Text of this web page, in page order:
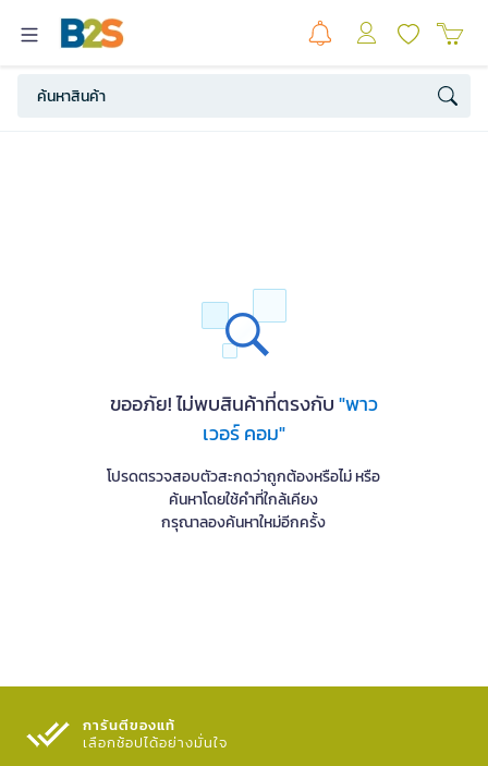
ขออภัย! ไม่พบสินค้าที่ตรงกับ"พาว
เวอร์ คอม"
โปรดตรวจสอบตัวสะกดว่าถูกต้องหรือไม่ หรือ
ค้นหาโดยใช้คำที่ใกล้เคียง
กรุณาลองค้นหาใหม่อีกครั้ง
การันตีของแท้
เลือกช้อปได้อย่างมั่นใจ​